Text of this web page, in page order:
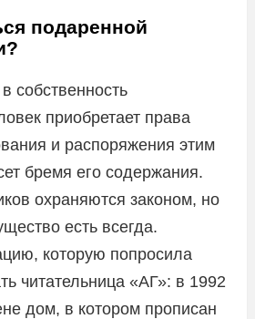
подаренной
собственность
приобретает права
и распоряжения этим
бремя его содержания.
охраняются законом, но
есть всегда.
которую попросила
читательница «АГ»: в 1992
дом, в котором прописан